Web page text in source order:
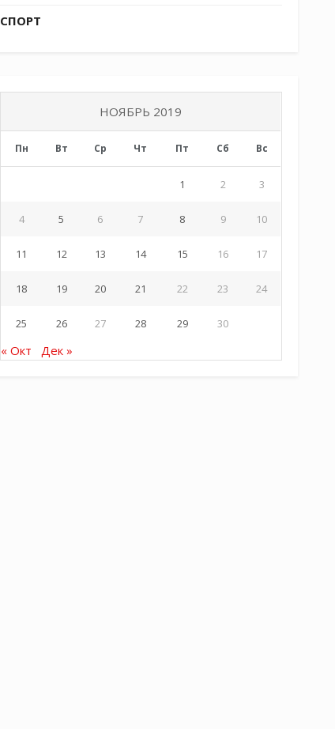
СПОРТ
НОЯБРЬ 2019
Пн Вт Ср Чт Пт Сб Вс
1 2 3
4 5 6 7 8 9 10
11 12 13 14 15 16 17
18 19 20 21 22 23 24
25 26 27 28 29 30
« Окт Дек »